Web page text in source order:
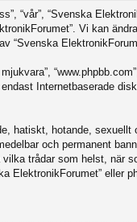
“vår”, “Svenska
Vi kan
“Svenska
endast Internetbaserade
hatiskt, hotande,
och permanent
trådar som helst,
ElektronikForumet”